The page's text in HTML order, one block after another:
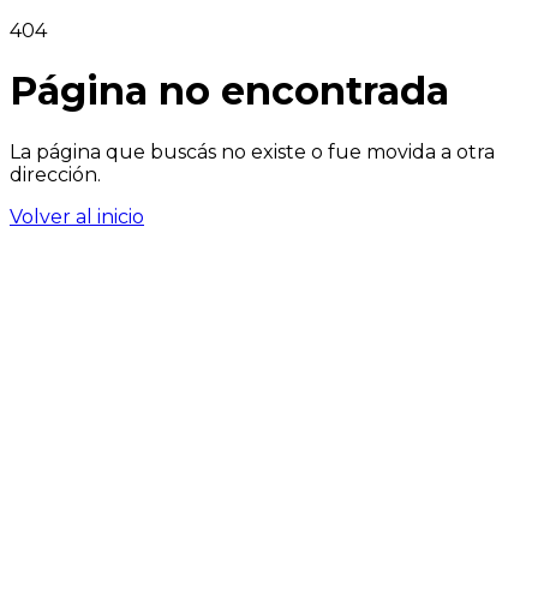
404
Página no encontrada
La página que buscás no existe o fue movida a otra
dirección.
Volver al inicio